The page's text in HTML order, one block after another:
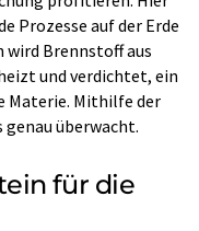
Prozesse auf der Erde
wird Brennstoff aus
und verdichtet, ein
Materie. Mithilfe der
überwacht.
für die